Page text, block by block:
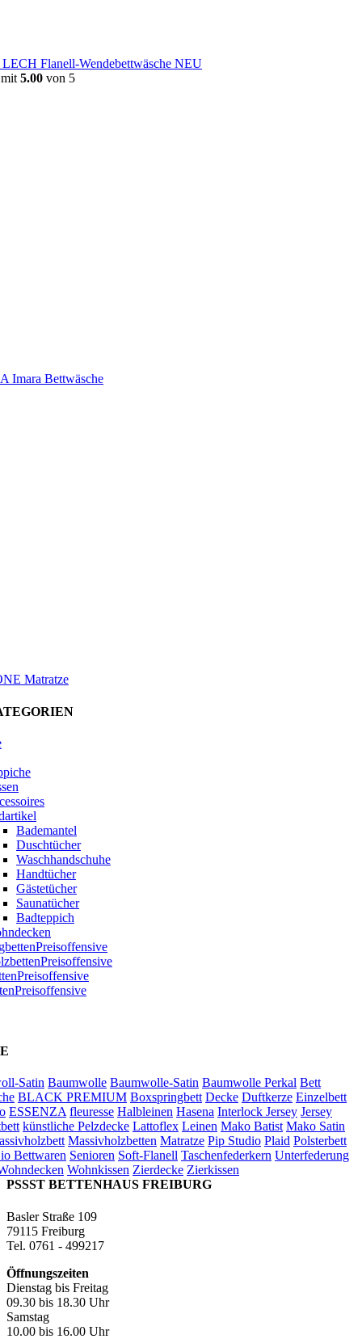
LECH Flanell-Wendebettwäsche NEU
5.00 von 5
Imara Bettwäsche
Matratze
Bademantel
Duschtücher
Waschhandschuhe
Handtücher
Gästetücher
Saunatücher
Badteppich
Satin Baumwolle Baumwolle-Satin Baumwolle Perkal Bett
BLACK PREMIUM Boxspringbett Decke Duftkerze Einzelbett
ESSENZA fleuresse Halbleinen Hasena Interlock Jersey Jersey
künstliche Pelzdecke Lattoflex Leinen Mako Batist Mako Satin
Massivholzbetten Matratze Pip Studio Plaid Polsterbett
Bettwaren Senioren Soft-Flanell Taschenfederkern Unterfederung
Wohnkissen Zierdecke Zierkissen
PSSST BETTENHAUS FREIBURG
Basler Straße 109
79115 Freiburg
Tel. 0761 - 499217
Öffnungszeiten
Dienstag bis Freitag
09.30 bis 18.30 Uhr
Samstag
10.00 bis 16.00 Uhr